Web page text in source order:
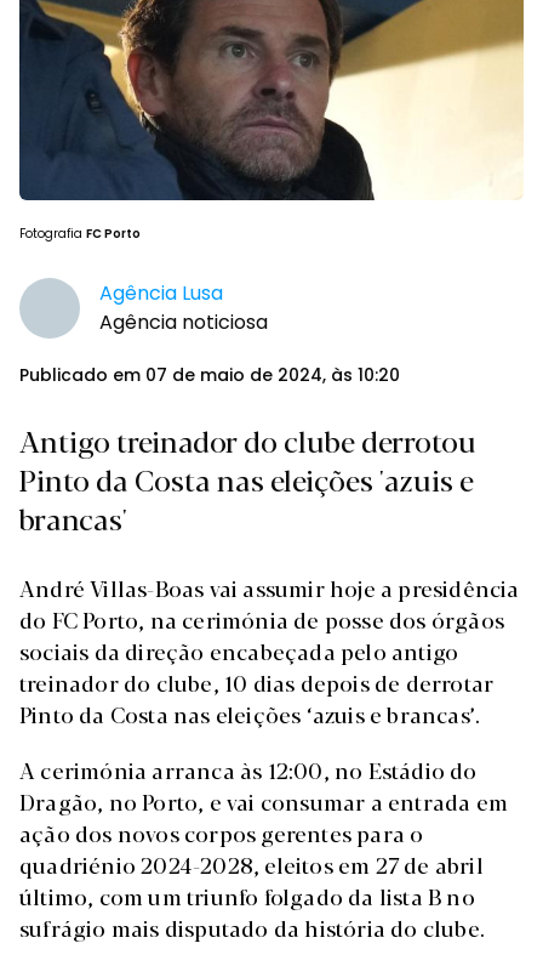
Fotografia FC Porto
Agência Lusa
Agência noticiosa
Publicado em 07 de maio de 2024, às 10:20
Antigo treinador do clube derrotou
Pinto da Costa nas eleições 'azuis e
brancas'
André Villas-Boas vai assumir hoje a presidência
do FC Porto, na cerimónia de posse dos órgãos
sociais da direção encabeçada pelo antigo
treinador do clube, 10 dias depois de derrotar
Pinto da Costa nas eleições ‘azuis e brancas’.
A cerimónia arranca às 12:00, no Estádio do
Dragão, no Porto, e vai consumar a entrada em
ação dos novos corpos gerentes para o
quadriénio 2024-2028, eleitos em 27 de abril
último, com um triunfo folgado da lista B no
sufrágio mais disputado da história do clube.